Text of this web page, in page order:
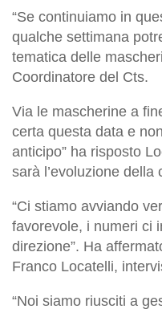
“Se continuiamo in
qualche settimana
tematica delle
Coordinatore del Cts.
Via le mascherine a
certa questa data e
anticipo” ha risposto
sarà l’evoluzione della
“Ci stiamo avviando
favorevole, i numeri ci
direzione”. Ha
Franco Locatelli,
“Noi siamo riusciti a